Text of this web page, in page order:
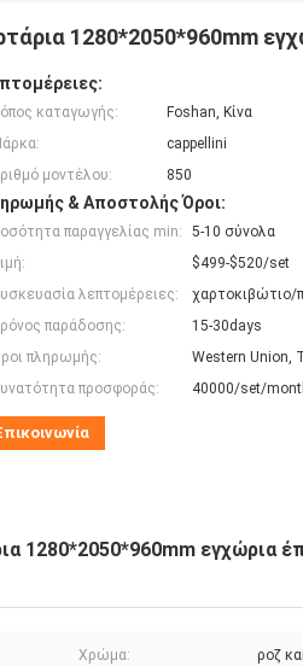
1280*2050*960mm
καταγωγής:
Foshan, Κίνα
cappellini
μοντέλου:
850
& Αποστολής Όροι:
παραγγελίας min:
5-10 σύνολα
$499-$520/set
λεπτομέρειες:
χαρτοκιβώτιο/
παράδοσης:
15-30days
πληρωμής:
Western Union,
προσφοράς:
40000/set/
1280*2050*960mm εγχώρια
Χρώμα: ροζ